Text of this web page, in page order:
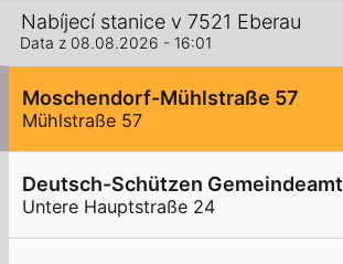
Nabíjecí stanice v 7521 Eberau
Data z 08.08.2026 - 16:01
Moschendorf-Mühlstraße 57
Mühlstraße 57
Deutsch-Schützen Gemeindeamt
Untere Hauptstraße 24